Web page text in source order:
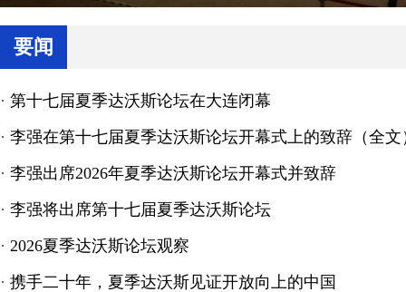
要闻
· 第十七届夏季达沃斯论坛在大连闭幕
· 李强在第十七届夏季达沃斯论坛开幕式上的致辞（全文
· 李强出席2026年夏季达沃斯论坛开幕式并致辞
· 李强将出席第十七届夏季达沃斯论坛
· 2026夏季达沃斯论坛观察
· 携手二十年，夏季达沃斯见证开放向上的中国